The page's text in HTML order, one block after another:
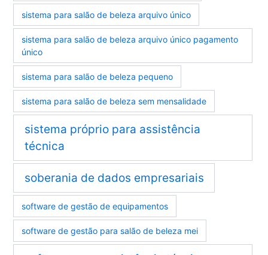
sistema para salão de beleza arquivo único
sistema para salão de beleza arquivo único pagamento
único
sistema para salão de beleza pequeno
sistema para salão de beleza sem mensalidade
sistema próprio para assistência
técnica
soberania de dados empresariais
software de gestão de equipamentos
software de gestão para salão de beleza mei